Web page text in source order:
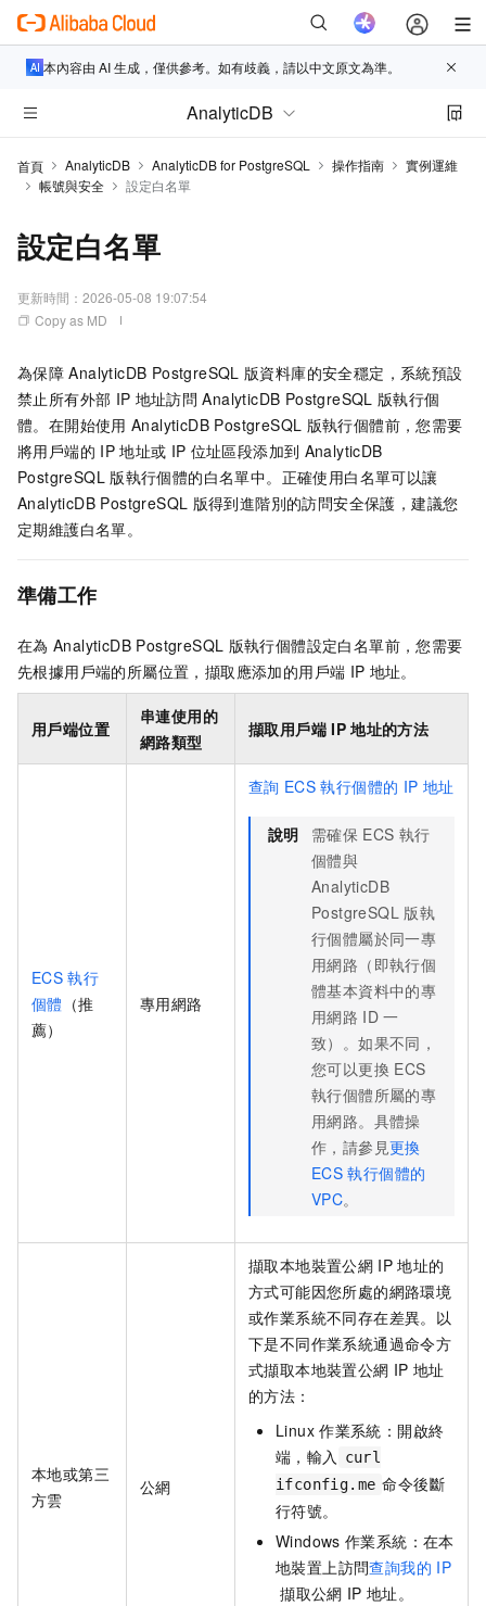
本內容由 AI 生成，僅供參考。如有歧義，請以中文原文為準。
AnalyticDB
首頁 AnalyticDB AnalyticDB for PostgreSQL 操作指南
實例運維
帳號與安全
設定白名單
設定白名單
更新時間： 2026-05-08 19:07:54
Copy as MD
為保障 AnalyticDB PostgreSQL 版資料庫的安全穩定，系統預設
禁止所有外部 IP 地址訪問 AnalyticDB PostgreSQL 版執行個
體。在開始使用 AnalyticDB PostgreSQL 版執行個體前，您需要
將用戶端的 IP 地址或 IP 位址區段添加到 AnalyticDB
PostgreSQL 版執行個體的白名單中。正確使用白名單可以讓
AnalyticDB PostgreSQL 版得到進階別的訪問安全保護，建議您
定期維護白名單。
準備工作
在為 AnalyticDB PostgreSQL 版執行個體設定白名單前，您需要
先根據用戶端的所屬位置，擷取應添加的用戶端 IP 地址。
用戶端位置
串連使用的
網路類型
擷取用戶端 IP 地址的方法
ECS 執行
個體 （推
薦）
專用網路
查詢 ECS 執行個體的 IP 地址
說明 需確保 ECS 執行
個體與
AnalyticDB
PostgreSQL 版執
行個體屬於同一專
用網路（即執行個
體基本資料中的專
用網路 ID 一
致）。如果不同，
您可以更換 ECS
執行個體所屬的專
用網路。具體操
作，請參見更換
ECS 執行個體的
VPC。
本地或第三
方雲
公網
擷取本地裝置公網 IP 地址的
方式可能因您所處的網路環境
或作業系統不同存在差異。以
下是不同作業系統通過命令方
式擷取本地裝置公網 IP 地址
的方法：
Linux 作業系統：開啟終
端，輸入
curl
ifconfig.me 命令後斷
行符號。
Windows 作業系統：在本
地裝置上訪問查詢我的 IP
擷取公網 IP 地址。